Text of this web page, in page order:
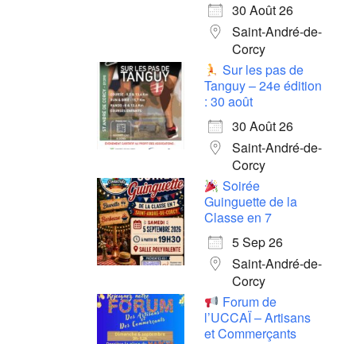
30 Août 26
Saint-André-de-
Corcy
Sur les pas de
Tanguy – 24e édition
: 30 août
30 Août 26
Saint-André-de-
Corcy
Soirée
Guinguette de la
Classe en 7
5 Sep 26
Saint-André-de-
Corcy
Forum de
l’UCCAÏ – Artisans
et Commerçants